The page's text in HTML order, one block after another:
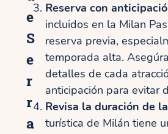
e
S
e
r
r
a
Reserva con
incluidos en la Milan
reserva previa,
temporada alta.
detalles de cada
anticipación para evitar
Revisa la duración de
turística de Milán tiene